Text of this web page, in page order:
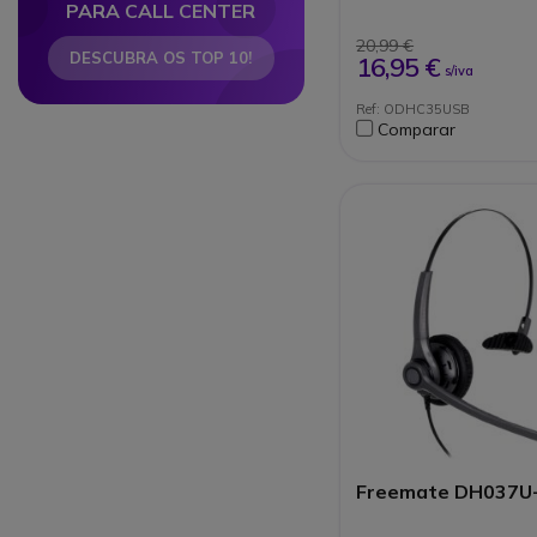
Compatível com
SoftPhones ( Skype
Business)
20,99 €
16,95 € s/iva
Ref: ODHC35USB
Comparar
Freemate
PARA CALL CENTER
DESCUBRA OS TOP 10!